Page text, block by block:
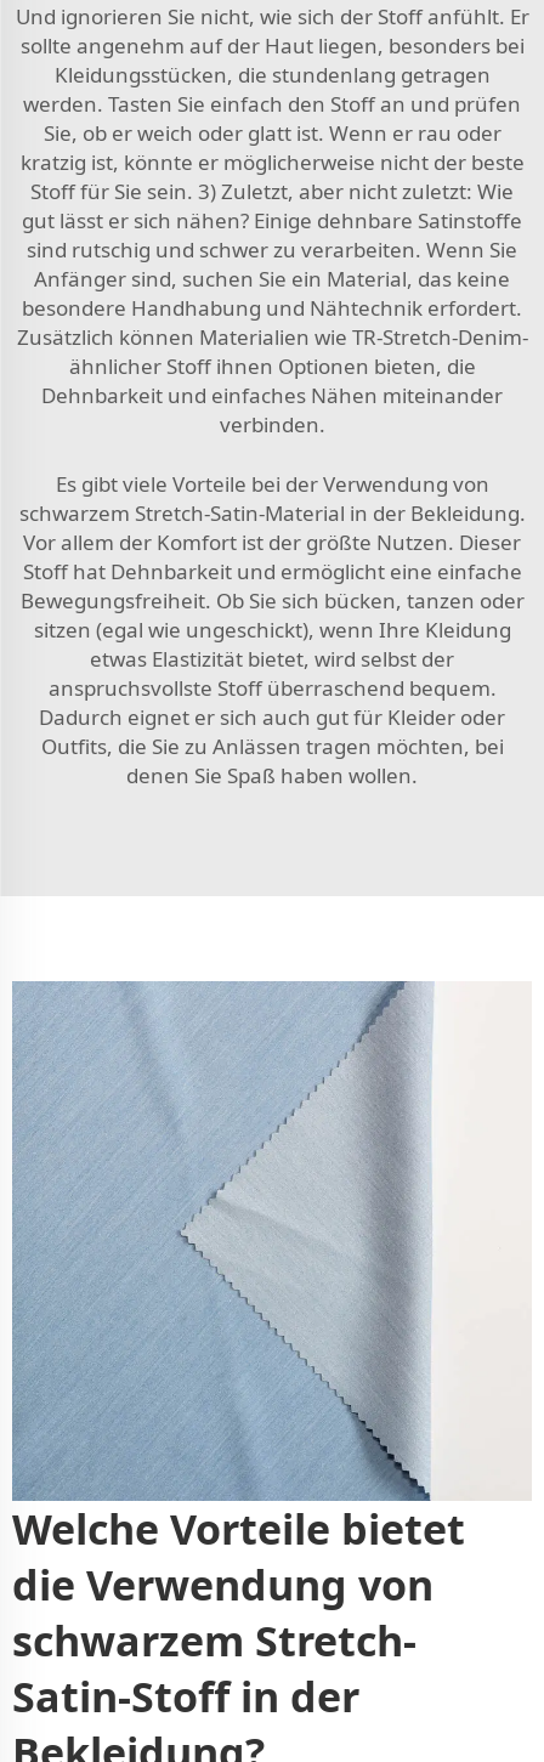
Und ignorieren Sie nicht, wie sich der Stoff anfühlt. Er
sollte angenehm auf der Haut liegen, besonders bei
Kleidungsstücken, die stundenlang getragen
werden. Tasten Sie einfach den Stoff an und prüfen
Sie, ob er weich oder glatt ist. Wenn er rau oder
kratzig ist, könnte er möglicherweise nicht der beste
Stoff für Sie sein. 3) Zuletzt, aber nicht zuletzt: Wie
gut lässt er sich nähen? Einige dehnbare Satinstoffe
sind rutschig und schwer zu verarbeiten. Wenn Sie
Anfänger sind, suchen Sie ein Material, das keine
besondere Handhabung und Nähtechnik erfordert.
Zusätzlich können Materialien wie TR-Stretch-Denim-
ähnlicher Stoffihnen Optionen bieten, die
Dehnbarkeit und einfaches Nähen miteinander
verbinden.
Es gibt viele Vorteile bei der Verwendung von
schwarzem Stretch-Satin-Material in der Bekleidung.
Vor allem der Komfort ist der größte Nutzen. Dieser
Stoff hat Dehnbarkeit und ermöglicht eine einfache
Bewegungsfreiheit. Ob Sie sich bücken, tanzen oder
sitzen (egal wie ungeschickt), wenn Ihre Kleidung
etwas Elastizität bietet, wird selbst der
anspruchsvollste Stoff überraschend bequem.
Dadurch eignet er sich auch gut für Kleider oder
Outfits, die Sie zu Anlässen tragen möchten, bei
denen Sie Spaß haben wollen.
Welche Vorteile bietet
die Verwendung von
schwarzem Stretch-
Satin-Stoff in der